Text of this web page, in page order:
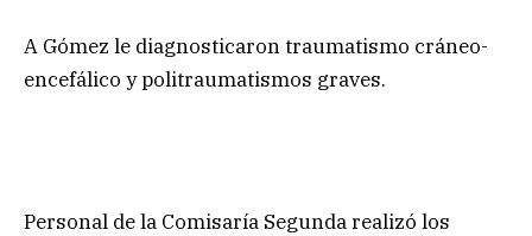
A Gómez le diagnosticaron traumatismo cráneo-
encefálico y politraumatismos graves.
Personal de la Comisaría Segunda realizó los